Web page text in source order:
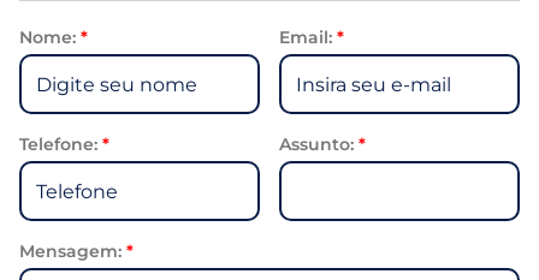
Nome: * Email: *
Telefone: * Assunto: *
Mensagem: *